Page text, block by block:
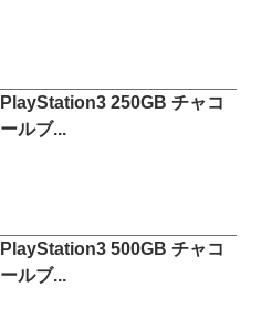
PlayStation3 250GB チャコ
ールブ...
PlayStation3 500GB チャコ
ールブ...